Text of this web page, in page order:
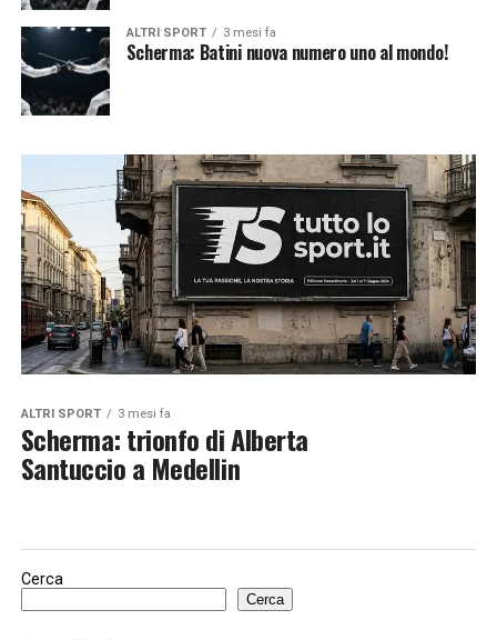
ALTRI SPORT 3 mesi fa
Scherma: Batini nuova numero uno al mondo!
ALTRI SPORT 3 mesi fa
Scherma: trionfo di Alberta
Santuccio a Medellin
Cerca
Cerca